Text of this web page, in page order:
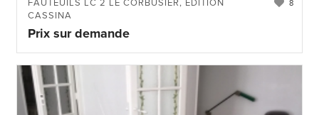
8
FAUTEUILS LC 2 LE CORBUSIER, ÉDITION
CASSINA
Prix sur demande